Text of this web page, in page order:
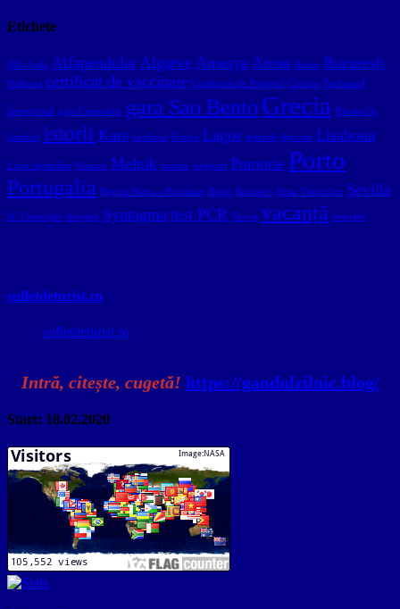
Etichete
Alba Iulia Alfapendular Algarve Amasya Atena Belem București
Bulgaria certificat de vaccinare Comboios de Portugal Crăciun Ferdinand
Întregitorul gara Campanha gara Sao Bento Grecia Hierapolis
Istanbul istorii Kars kavârma Konya Lagos legende lipscani Lisabona
Lupa capitolina Makaza Melnik muzeu pașaport Pomorie Porto
Portugalia Regina Maria a României Rojen Romaero Roza Vânturilor Sevilla
Sf. Gheorghe shopska Syntagma test PCR Turcia vacanță veterani
sufletdeturist.ro
sufletdeturist.ro
Intră, citește, cugetă! https://gandulzilnic.blog/
Start: 18.02.2020